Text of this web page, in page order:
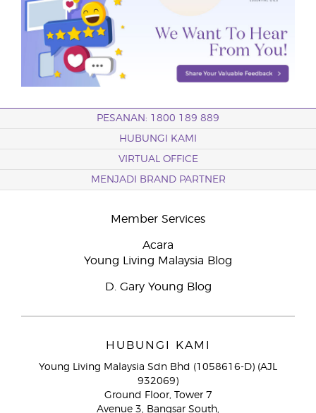
PESANAN: 1800 189 889
HUBUNGI KAMI
VIRTUAL OFFICE
MENJADI BRAND PARTNER
Member Services
Acara
Young Living Malaysia Blog
D. Gary Young Blog
HUBUNGI KAMI
Young Living Malaysia Sdn Bhd (1058616-D) (AJL
932069)
Ground Floor, Tower 7
Avenue 3, Bangsar South,